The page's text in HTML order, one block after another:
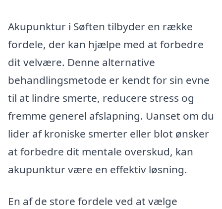
Akupunktur i Søften tilbyder en række
fordele, der kan hjælpe med at forbedre
dit velvære. Denne alternative
behandlingsmetode er kendt for sin evne
til at lindre smerte, reducere stress og
fremme generel afslapning. Uanset om du
lider af kroniske smerter eller blot ønsker
at forbedre dit mentale overskud, kan
akupunktur være en effektiv løsning.
En af de store fordele ved at vælge